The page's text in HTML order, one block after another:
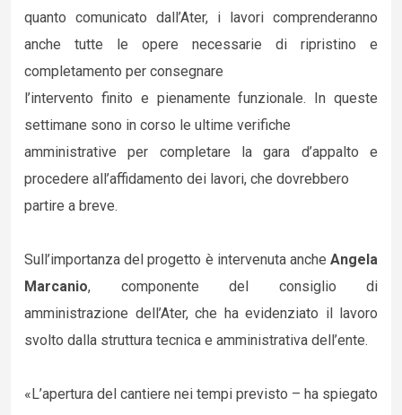
quanto comunicato dall’Ater, i lavori comprenderanno
anche tutte le opere necessarie di ripristino e
completamento per consegnare
l’intervento finito e pienamente funzionale. In queste
settimane sono in corso le ultime verifiche
amministrative per completare la gara d’appalto e
procedere all’affidamento dei lavori, che dovrebbero
partire a breve.
Sull’importanza del progetto è intervenuta anche Angela
Marcanio, componente del consiglio di
amministrazione dell’Ater, che ha evidenziato il lavoro
svolto dalla struttura tecnica e amministrativa dell’ente.
«L’apertura del cantiere nei tempi previsto – ha spiegato